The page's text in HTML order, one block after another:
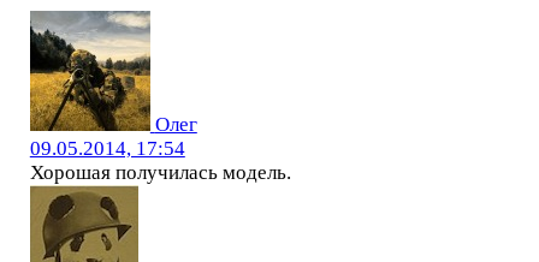
Олег
09.05.2014, 17:54
Хорошая получилась модель.